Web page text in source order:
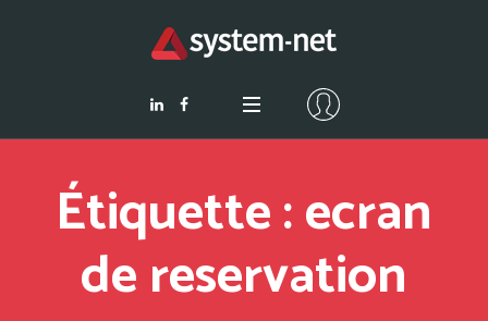
Étiquette :ecran
de reservation